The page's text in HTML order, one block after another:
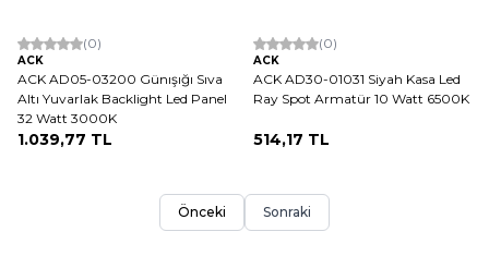
(0)
ACK
ACK AD05-03200 Günışığı Sıva
Altı Yuvarlak Backlight Led Panel
32 Watt 3000K
1.039,77 TL
(0)
ACK
ACK AD30-01031 Siyah Kasa Led
Ray Spot Armatür 10 Watt 6500K
514,17 TL
Önceki Sonraki